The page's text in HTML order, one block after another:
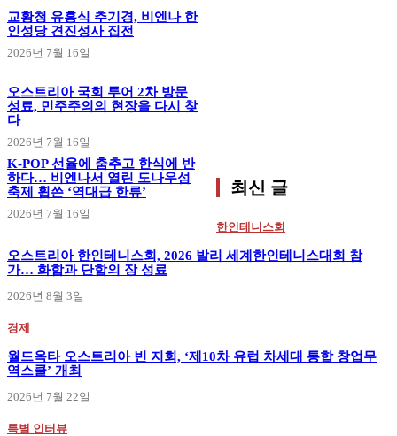
교황청 유흥식 추기경, 비엔나 한
인성당 견진성사 집전
2026년 7월 16일
오스트리아 국회 투어 2차 방문
성료, 민주주의의 현장을 다시 찾
다
2026년 7월 16일
K-POP 선율에 춤추고 한식에 반
하다… 비엔나서 열린 도나우섬
축제 휩쓴 ‘역대급 한류’
2026년 7월 16일
최신 글
한인테니스회
오스트리아 한인테니스회, 2026 발리 세계한인테니스대회 참
가… 화합과 단합의 장 성료
2026년 8월 3일
경제
월드옥타 오스트리아 빈 지회, ‘제10차 유럽 차세대 통합 창업무
역스쿨’ 개최
2026년 7월 22일
특별 인터뷰